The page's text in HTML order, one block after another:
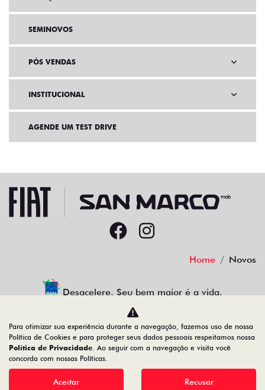
SEMINOVOS
PÓS VENDAS
INSTITUCIONAL
AGENDE UM TEST DRIVE
Home Novos
Desacelere. Seu bem maior é a vida.
22.204.101/0001-17
Desenvolvido pela DEALERSPACE ® Direitos Reservados.
Para otimizar sua experiência durante a navegação, fazemos uso de nossa
Política de Cookies e para proteger seus dados pessoais respeitamos nossa
Política de Privacidade. Ao seguir com a navegação e visita você
concorda com nossas Políticas.
Aceitar Recusar